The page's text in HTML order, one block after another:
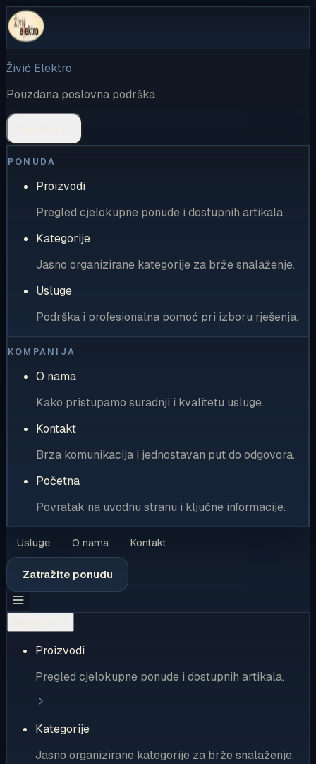
Živić Elektro
Pouzdana poslovna podrška
PONUDA
Proizvodi
Pregled cjelokupne ponude i dostupnih artikala.
Kategorije
Jasno organizirane kategorije za brže snalaženje.
Usluge
Podrška i profesionalna pomoć pri izboru rješenja.
KOMPANIJA
O nama
Kako pristupamo suradnji i kvalitetu usluge.
Kontakt
Brza komunikacija i jednostavan put do odgovora.
Početna
Povratak na uvodnu stranu i ključne informacije.
Usluge O nama Kontakt
Zatražite ponudu
Proizvodi
Pregled cjelokupne ponude i dostupnih artikala.
Kategorije
Jasno organizirane kategorije za brže snalaženje.